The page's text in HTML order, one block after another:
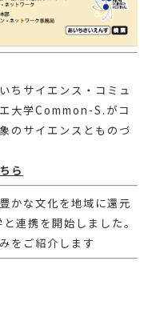
ちサイエンス・コミュ
大学Common-S.がコ
のサイエンスとものづ
ら
かな文化を地域に還元
連携を開始しました。
をご紹介します